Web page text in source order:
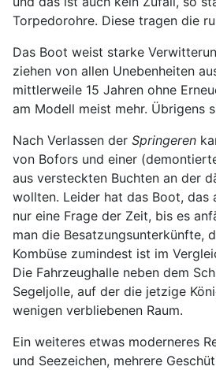
Torpedorohre. Diese tragen die
Das Boot weist starke
ziehen von allen Unebenheiten
mittlerweile 15 Jahren ohne
am Modell meist mehr. Übrigens
Nach Verlassen der Springeren
von Bofors und einer
aus versteckten Buchten an der
wollten. Leider hat das Boot, das
nur eine Frage der Zeit, bis es
man die Besatzungsunterkünfte,
Kombüse zumindest ist im
Die Fahrzeughalle neben dem
Segeljolle, auf der die jetzige
wenigen verbliebenen Raum.
Ein weiteres etwas moderneres
und Seezeichen, mehrere